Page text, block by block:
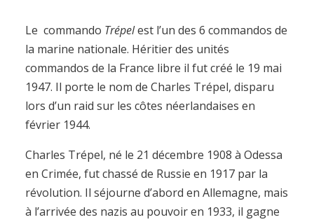
Le commando Trépelest l’un des 6 commandos de
la marine nationale. Héritier des unités
commandos de la France libre il fut créé le 19 mai
1947. Il porte le nom de Charles Trépel, disparu
lors d’un raid sur les côtes néerlandaises en
février 1944.
Charles Trépel, né le 21 décembre 1908 à Odessa
en Crimée, fut chassé de Russie en 1917 par la
révolution. Il séjourne d’abord en Allemagne, mais
à l’arrivée des nazis au pouvoir en 1933, il gagne